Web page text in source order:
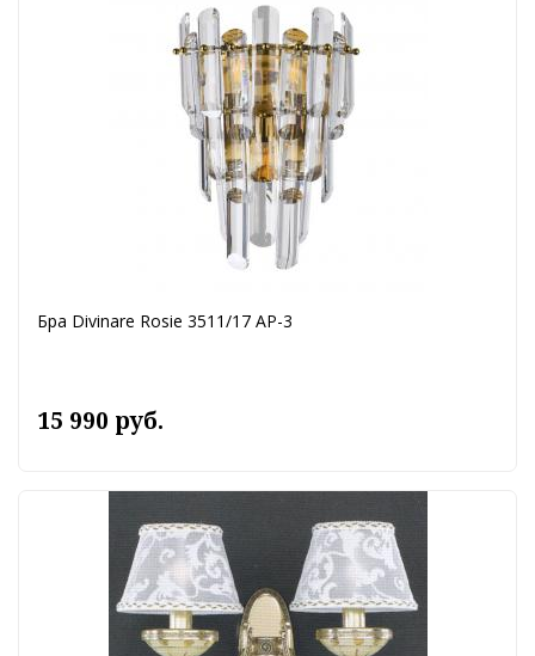
Бра Divinare Rosie 3511/17 AP-3
15 990 руб.